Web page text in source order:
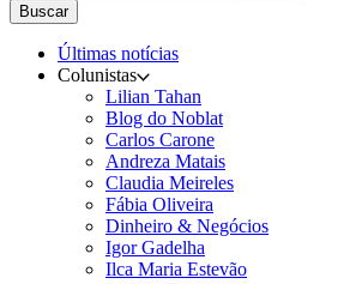
Buscar
Últimas notícias
Colunistas
Lilian Tahan
Blog do Noblat
Carlos Carone
Andreza Matais
Claudia Meireles
Fábia Oliveira
Dinheiro & Negócios
Igor Gadelha
Ilca Maria Estevão